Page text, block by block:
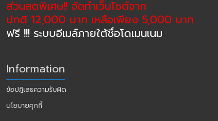
ส่วนลดพิเศษ!! จัดทำเว็บไซต์จาก
ปกติ 12,000 บาท เหลือเพียง 5,000 บาท
ฟรี !!! ระบบอีเมล์ภายใต้ชื่อโดเมนเนม
Information
ข้อปฏิเสธความรับผิด
นโยบายคุกกี้